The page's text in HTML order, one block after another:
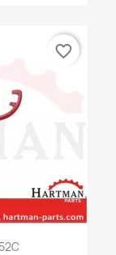
favorite_border